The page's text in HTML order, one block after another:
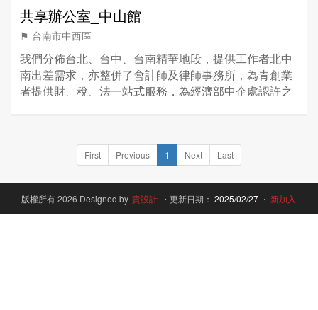
共享辦公室_中山館
⚑ 台南市中西區
我們分佈台北、台中、台南精華地段，提供工作者北中
南出差需求，亦整併了會計師及律師事務所，為青創業
者提供財、稅、法一站式服務，為經濟部中企處認許之
First Previous 1 Next Last
版權所有 2026 Designed by 貴設計 ・更新日期： 2025/02/27・ 新加入